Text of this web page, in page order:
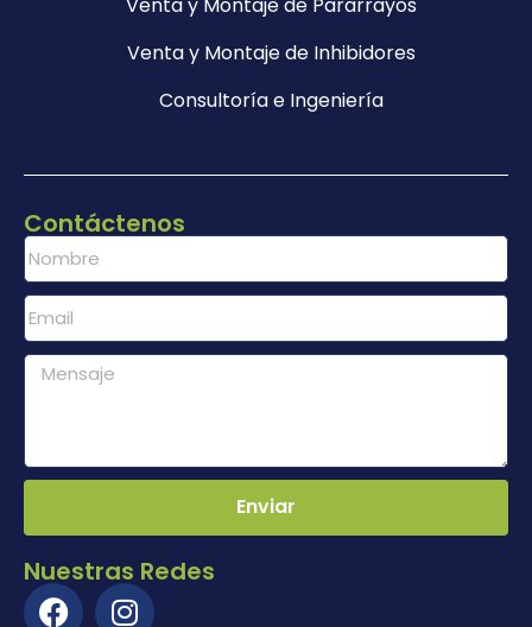
Venta y Montaje de Inhibidores
Consultoría e Ingeniería
Contáctenos
Enviar
Nuestras Redes